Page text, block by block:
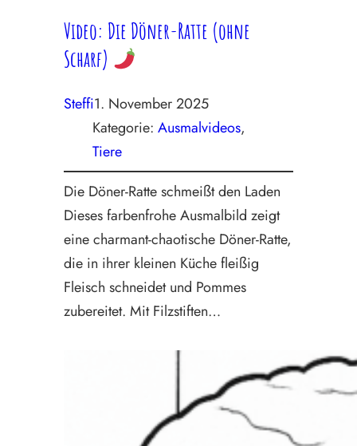
Video: Die Döner-Ratte (ohne
Scharf)
Steffi1. November 2025
Kategorie: Ausmalvideos
Tiere
Die Döner-Ratte schmeißt den Laden
Dieses farbenfrohe Ausmalbild zeigt
eine charmant-chaotische Döner-Ratte,
die in ihrer kleinen Küche fleißig
Fleisch schneidet und Pommes
zubereitet. Mit Filzstiften…